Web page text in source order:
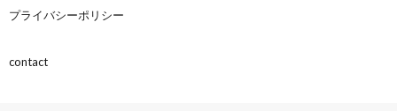
プライバシーポリシー
contact